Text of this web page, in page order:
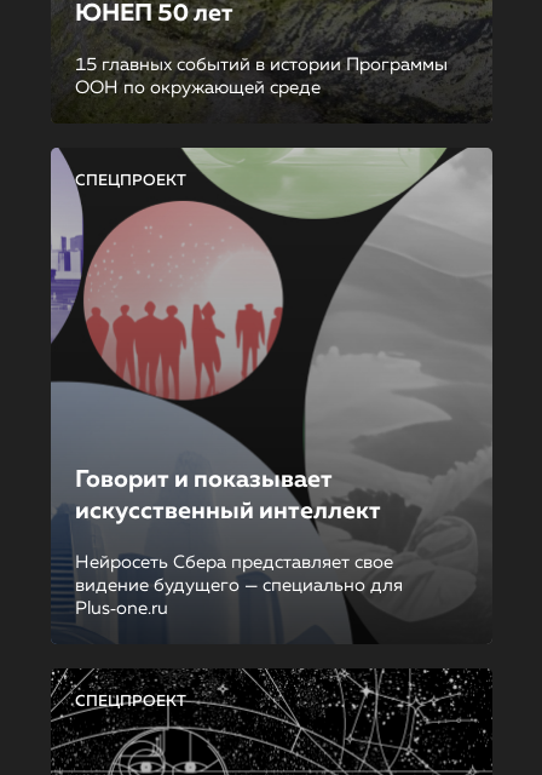
ЮНЕП 50 лет
15 главных событий в истории Программы
ООН по окружающей среде
СПЕЦПРОЕКТ
Говорит и показывает
искусственный интеллект
Нейросеть Сбера представляет свое
видение будущего — специально для
Plus‑one.ru
СПЕЦПРОЕКТ